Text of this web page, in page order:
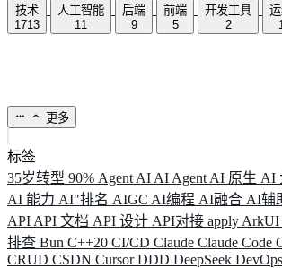
技术
1713
人工智能
11
后端
9
前端
5
开发工具
2
1
更多
标签
35岁转型 90% Agent AI AI Agent AI 原生 AI
AI 能力 AI"排名 AIGC AI编程 AI融合 AI辅
API API 文档 API 设计 API对接 apply ArkUI
排查 Bun C++20 CI/CD Claude Claude Code
CRUD CSDN CursorDDD DeepSeek DevOps